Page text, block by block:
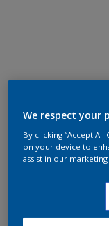
We respect your
By clicking “Accept
on your device to
assist in our